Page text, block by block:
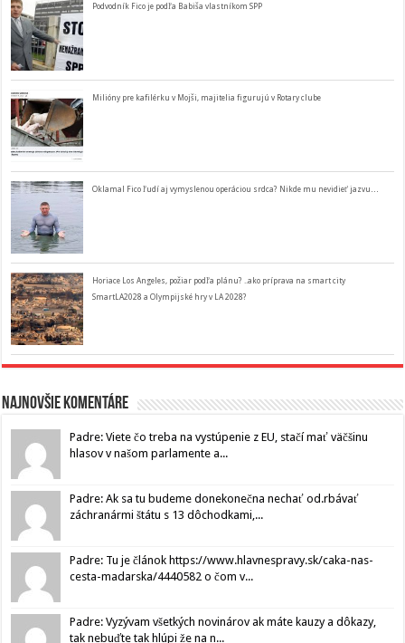
Podvodník Fico je podľa Babiša vlastníkom SPP
Milióny pre kafilérku v Mojši, majitelia figurujú v Rotary clube
Oklamal Fico ľudí aj vymyslenou operáciou srdca? Nikde mu nevidieť jazvu…
Horiace Los Angeles, požiar podľa plánu? ..ako príprava na smart city
SmartLA2028 a Olympijské hry v LA 2028?
Najnovšie komentáre
Padre: Viete čo treba na vystúpenie z EU, stačí mať väčšinu
hlasov v našom parlamente a...
Padre: Ak sa tu budeme donekonečna nechať od.rbávať
záchranármi štátu s 13 dôchodkami,...
Padre: Tu je článok https://www.hlavnespravy.sk/caka-nas-
cesta-madarska/4440582 o čom v...
Padre: Vyzývam všetkých novinárov ak máte kauzy a dôkazy,
tak nebuďte tak hlúpi že na n...